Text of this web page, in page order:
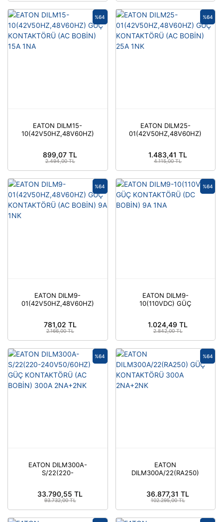
EATON DILM15-
10(42V50HZ,48V60HZ)
%64
899,07 TL
2.494,00 TL
EATON DILM25-
01(42V50HZ,48V60HZ)
%64
1.483,41 TL
4.115,00 TL
EATON DILM9-
01(42V50HZ,48V60HZ)
%64
781,02 TL
2.166,00 TL
EATON DILM9-
10(110VDC) GÜÇ
%64
1.024,49 TL
2.842,00 TL
EATON DILM300A-
S/22(220-
BOBİN) 300A 2NA+2NK
%64
33.790,55 TL
93.732,00 TL
EATON
DILM300A/22(RA250)
%64
36.877,31 TL
102.295,00 TL